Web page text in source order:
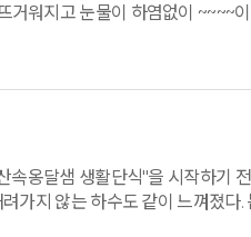
워지고 눈물이 하염없이 ~~~~
으면 좋겠습니다
옹달샘 생활단식"을 시작하기
가지 않는 하수도 같이 느껴졌다
깊은산속옹달샘을 소개시켜줬다.